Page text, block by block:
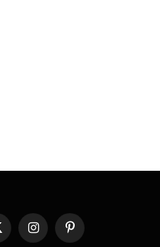
InstagramPinterest